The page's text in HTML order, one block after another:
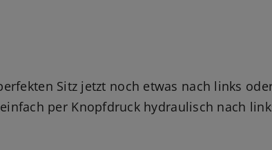
Sitz jetzt noch etwas nach links
per Knopfdruck hydraulisch nach